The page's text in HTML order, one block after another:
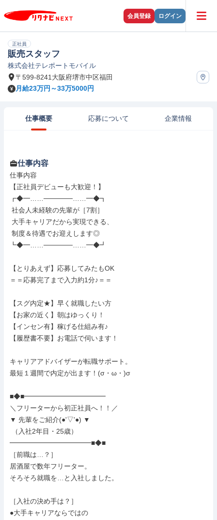
会員登録 ログイン
正社員
販売スタッフ
株式会社テレポートモバイル
〒599-8241大阪府堺市中区福田
月給23万円～33万5000円
仕事概要 応募について 企業情報
仕事内容
仕事内容
【正社員デビューも大歓迎！】
┏◆━……──────……━◆┓
┗◆━……──────……━◆┛
【とりあえず】応募してみたもOK
＝＝応募完了まで入力約1分♪＝＝
【スグ内定★】早く就職したい方
【お家の近く】朝はゆっくり！
【インセン有】稼げる仕組み有♪
【履歴書不要】お電話で伺います！
キャリアアドバイザーが転職サポート。
最短１週間で内定が出ます！(σ・ω・)σ
■◆■━━━━━━━━━━━━
＼フリーターから初正社員へ！！／
▼ 先輩をご紹介(●'▽'●) ▼
━━━━━━━━━━━━■◆■
［前職は…？］
居酒屋で数年フリーター。
そろそろ就職を…と入社しました。
［入社の決め手は？］
●大手キャリアならではの